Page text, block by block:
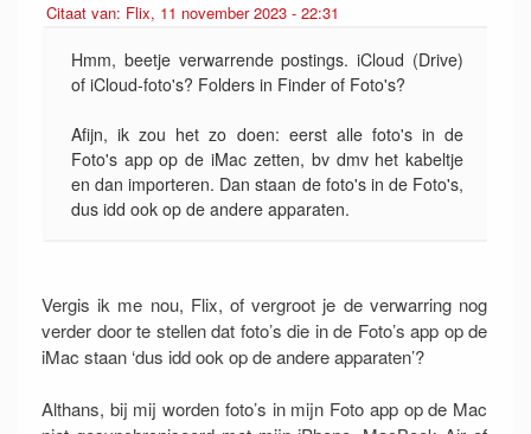
Citaat van: Flix, 11 november 2023 - 22:31
Hmm, beetje verwarrende postings. iCloud (Drive)
of iCloud-foto's? Folders in Finder of Foto's?
Afijn, ik zou het zo doen: eerst alle foto's in de
Foto's app op de iMac zetten, bv dmv het kabeltje
en dan importeren. Dan staan de foto's in de Foto's,
dus idd ook op de andere apparaten.
Vergis ik me nou, Flix, of vergroot je de verwarring nog
verder door te stellen dat foto’s die in de Foto’s app op de
iMac staan ‘dus idd ook op de andere apparaten’?
Althans, bij mij worden foto’s in mijn Foto app op de Mac